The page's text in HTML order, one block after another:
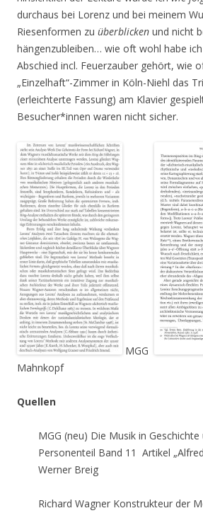
durchaus bei Lorenz und bei meinem
Riesenformen zu überblicken und nicht
hängenzubleiben… wie oft wohl habe
Abschied incl. Feuerzauber gehört, wie
„Einzelhaft“-Zimmer in Köln-Niehl das
(erleichterte Fassung) am Klavier
Besucher*innen waren nicht sicher.
MGG
Mahnkopf
Quellen
MGG (neu) Die Musik in
Personenteil Band 11 Artikel
Werner Breig
Richard Wagner Konstrukteur der